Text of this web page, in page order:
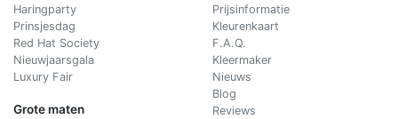
Haringparty
Prinsjesdag
Red Hat Society
Nieuwjaarsgala
Luxury Fair
Grote maten
Prijsinformatie
Kleurenkaart
F.A.Q.
Kleermaker
Nieuws
Blog
Reviews